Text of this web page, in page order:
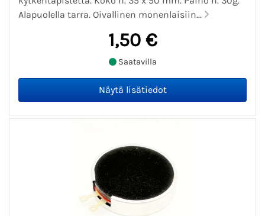
Alapuolella tarra. Oivallinen monenlaisiin...
1,50 €
Saatavilla